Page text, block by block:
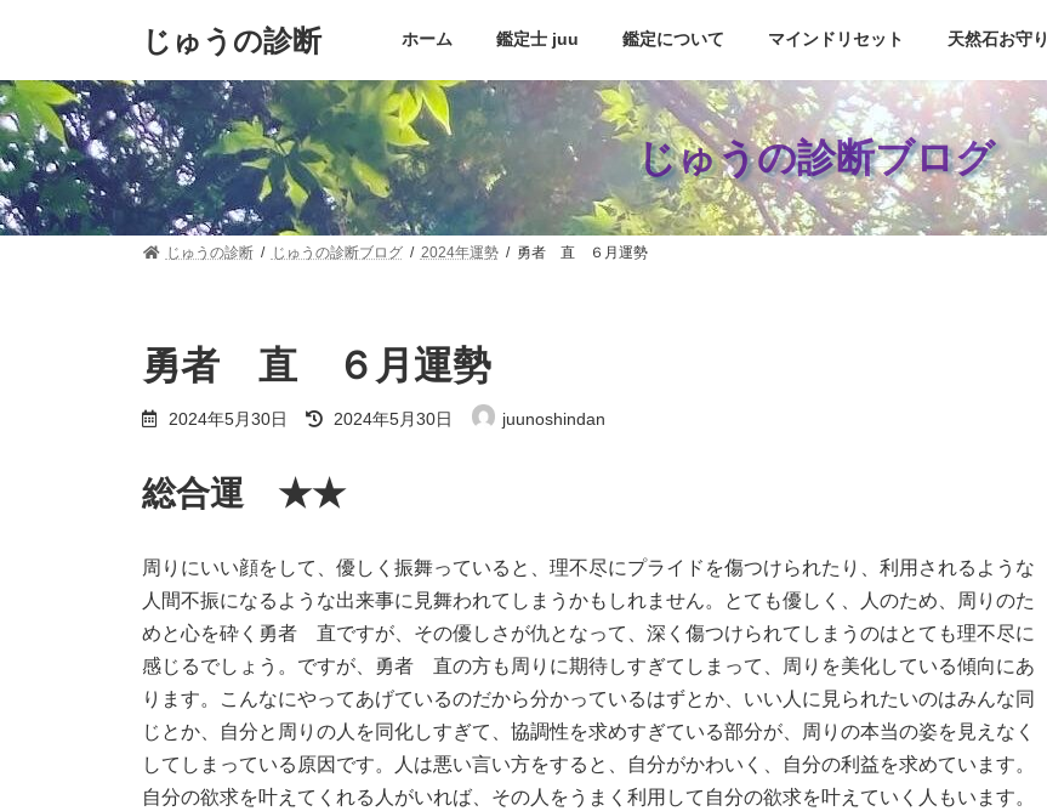
ン
ツ
へ
ス
キ
ッ
プ
ー
シ
ョ
ン
に
移
動
じゅうの診断 ホーム 鑑定士 juu 鑑定について マインドリセット 天然石お守り
じゅうの診断ブログ
じゅうの診断 じゅうの診断ブログ 2024年運勢 勇者 直 ６月運勢
勇者 直 ６月運勢
2024年5月30日
最
終
日
2024年5月30日 juunoshindan
総合運 ★★
周りにいい顔をして、優しく振舞っていると、理不尽にプライドを傷つけられたり、利用されるような
人間不振になるような出来事に見舞われてしまうかもしれません。とても優しく、人のため、周りのた
めと心を砕く勇者 直ですが、その優しさが仇となって、深く傷つけられてしまうのはとても理不尽に
感じるでしょう。ですが、勇者 直の方も周りに期待しすぎてしまって、周りを美化している傾向にあ
ります。こんなにやってあげているのだから分かっているはずとか、いい人に見られたいのはみんな同
じとか、自分と周りの人を同化しすぎて、協調性を求めすぎている部分が、周りの本当の姿を見えなく
してしまっている原因です。人は悪い言い方をすると、自分がかわいく、自分の利益を求めています。
自分の欲求を叶えてくれる人がいれば、その人をうまく利用して自分の欲求を叶えていく人もいます。